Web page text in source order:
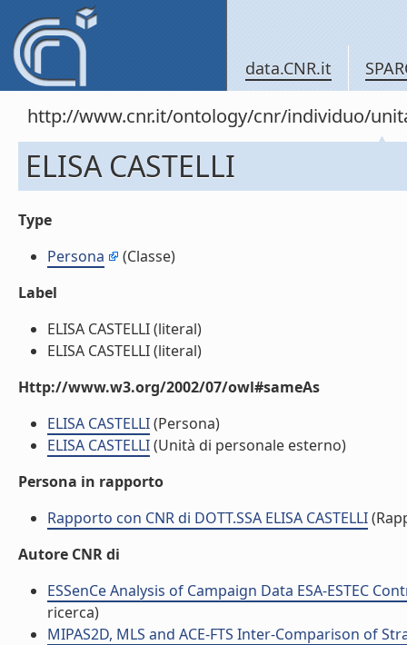
data.CNR.it
http://www.cnr.it/ontology/cnr/individuo/
ELISA CASTELLI
Type
Persona
(Classe)
Label
ELISA CASTELLI (literal)
ELISA CASTELLI (literal)
Http://www.w3.org/2002/07/owl#sameAs
ELISA CASTELLI(Persona)
ELISA CASTELLI(Unità di personale esterno)
Persona in rapporto
Rapporto con CNR di DOTT.SSA ELISA CASTELLI
Autore CNR di
ESSenCe Analysis of Campaign Data ESA-ESTEC
ricerca)
MIPAS2D, MLS and ACE-FTS Inter-Comparison of